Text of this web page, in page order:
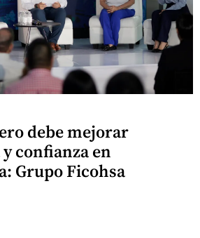
debe mejorar
confianza en
Grupo Ficohsa